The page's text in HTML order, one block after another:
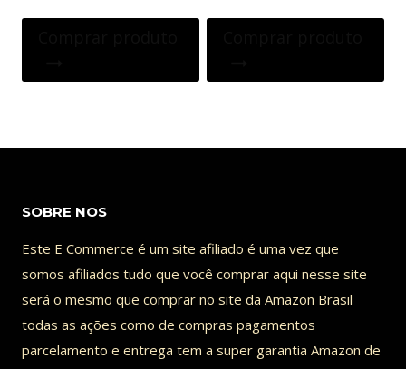
SOBRE NOS
Este E Commerce é um site afiliado é uma vez que
somos afiliados tudo que você comprar aqui nesse site
será o mesmo que comprar no site da Amazon Brasil
todas as ações como de compras pagamentos
parcelamento e entrega tem a super garantia Amazon de